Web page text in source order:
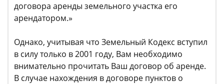
договора аренды земельного участка его
арендатором.»
Однако, учитывая что Земельный Кодекс вступил
в силу только в 2001 году, Вам необходимо
внимательно прочитать Ваш договор об аренде.
В случае нахождения в договоре пунктов о